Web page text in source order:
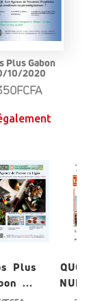
Plus Gabon
10/2020
Plus
...